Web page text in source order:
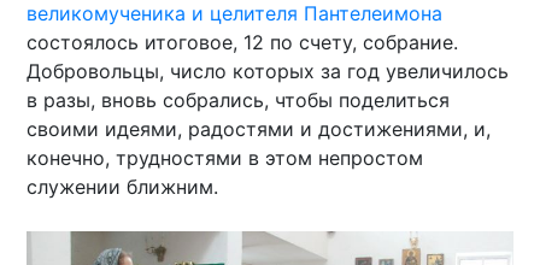
великомученика и целителя Пантелеимона
состоялось итоговое, 12 по счету, собрание.
Добровольцы, число которых за год увеличилось
в разы, вновь собрались, чтобы поделиться
своими идеями, радостями и достижениями, и,
конечно, трудностями в этом непростом
служении ближним.